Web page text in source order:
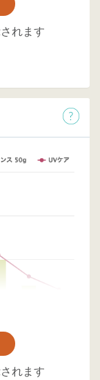
れます
れます